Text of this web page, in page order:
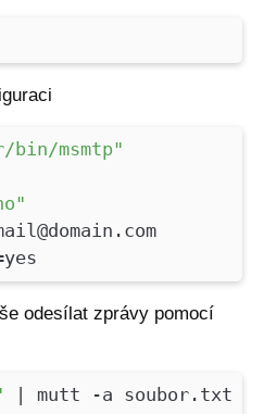
msmtp"
odesílat zprávy pomocí
| mutt -a soubor.txt